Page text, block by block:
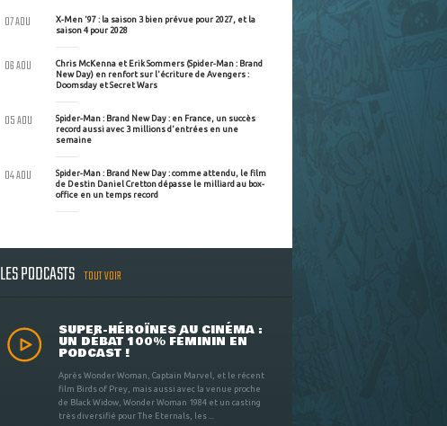
X-Men '97 : la saison 3 bien prévue pour 2027, et la
saison 4 pour 2028
07 AOU
Chris McKenna et Erik Sommers (Spider-Man : Brand
New Day) en renfort sur l'écriture de Avengers :
Doomsday et Secret Wars
06 AOU
Spider-Man : Brand New Day : en France, un succès
record aussi avec 3 millions d'entrées en une
semaine
05 AOU
Spider-Man : Brand New Day : comme attendu, le film
de Destin Daniel Cretton dépasse le milliard au box-
office en un temps record
04 AOU
LES PODCASTS TOUT VOIR
SUPER-HÉROÏNES AU CINÉMA :
UN DÉBAT 100% FÉMININ EN
PODCAST !
Après Wonder Woman, Captain Marvel, et le récent
film Birds of Prey, mais aussi avec la venue proche
de Black Widow, Wonder Woman 1984 et un casting
très diversifié pour The Eternals, les ...